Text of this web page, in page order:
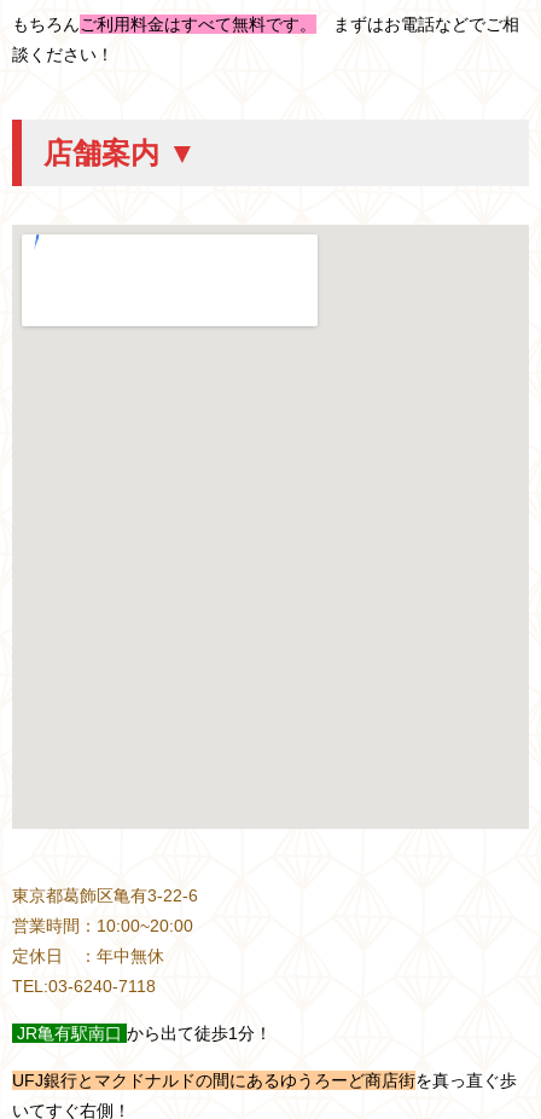
もちろんご利用料金はすべて無料です。
まずはお電話などでご相
談ください！
店舗案内 ▼
東京都葛飾区亀有3-22-6
営業時間：10:00~20:00
定休日 ：年中無休
TEL:03-6240-7118
JR亀有駅南口 から出て徒歩1分！
UFJ銀行とマクドナルドの間にあるゆうろーど商店街を真っ直ぐ歩
いてすぐ右側！